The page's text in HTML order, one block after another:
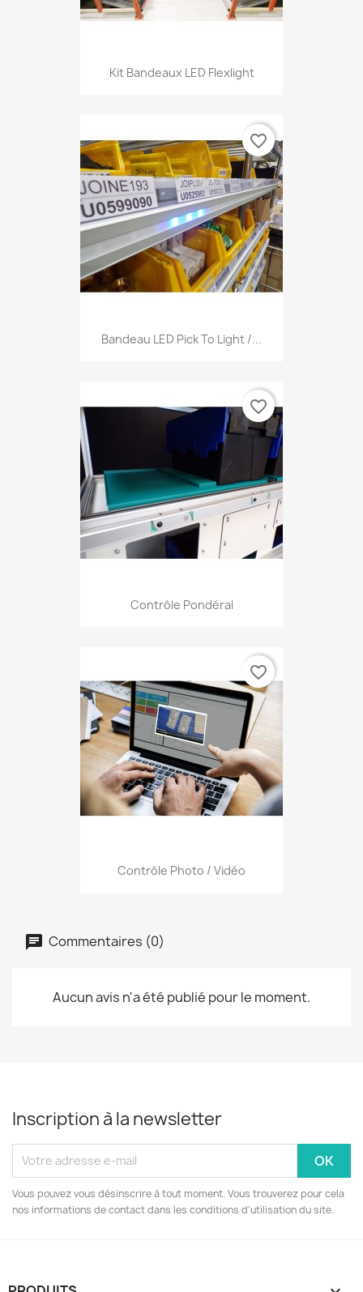
Kit Bandeaux LED Flexlight
Bandeau LED Pick To Light /...
favorite_border
Contrôle Pondéral
favorite_border
Contrôle Photo / Vidéo
favorite_border
Commentaires (0)
Aucun avis n'a été publié pour le moment.
Inscription à la newsletter
Vous pouvez vous désinscrire à tout moment. Vous trouverez pour cela
nos informations de contact dans les conditions d'utilisation du site.